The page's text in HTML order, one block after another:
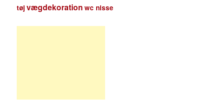
tøj vægdekoration wc nisse